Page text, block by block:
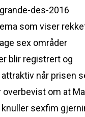
des-2016
som viser
sex områder
blir registrert og
når prisen
overbevist om at
sexfim